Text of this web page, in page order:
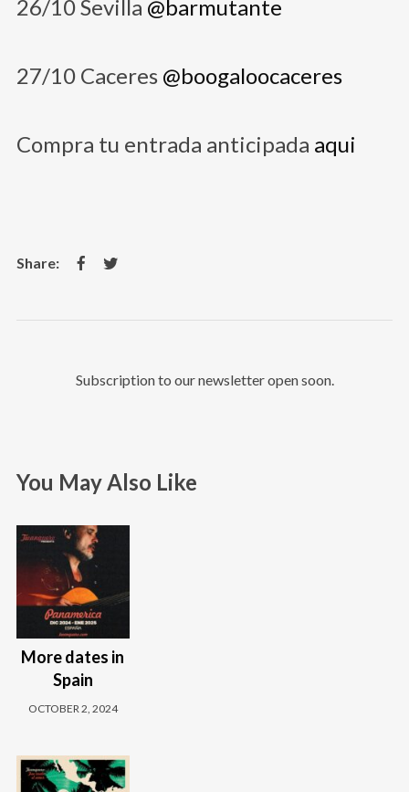
26/10 Sevilla @barmutante
27/10 Caceres @boogaloocaceres
Compra tu entrada anticipada aqui
Subscription to our newsletter open soon.
You May Also Like
More dates in
Spain
OCTOBER 2, 2024